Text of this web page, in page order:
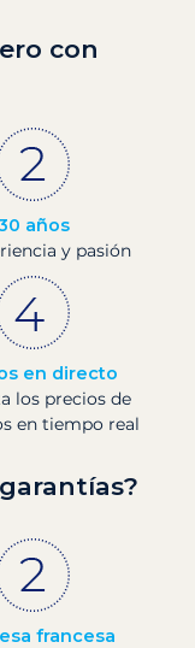
con
años
y pasión
en directo
los precios de
en tiempo real
francesa